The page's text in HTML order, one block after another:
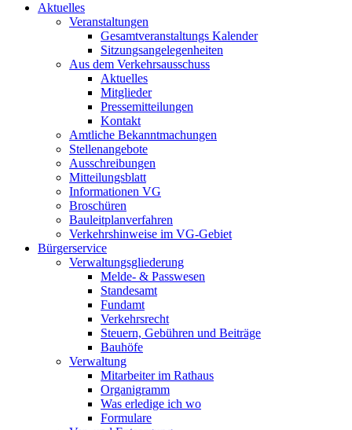
Aktuelles
Veranstaltungen
Gesamtveranstaltungs Kalender
Sitzungsangelegenheiten
Aus dem Verkehrsausschuss
Aktuelles
Mitglieder
Pressemitteilungen
Kontakt
Amtliche Bekanntmachungen
Stellenangebote
Ausschreibungen
Mitteilungsblatt
Informationen VG
Broschüren
Bauleitplanverfahren
Verkehrshinweise im VG-Gebiet
Bürgerservice
Verwaltungsgliederung
Melde- & Passwesen
Standesamt
Fundamt
Verkehrsrecht
Steuern, Gebühren und Beiträge
Bauhöfe
Verwaltung
Mitarbeiter im Rathaus
Organigramm
Was erledige ich wo
Formulare